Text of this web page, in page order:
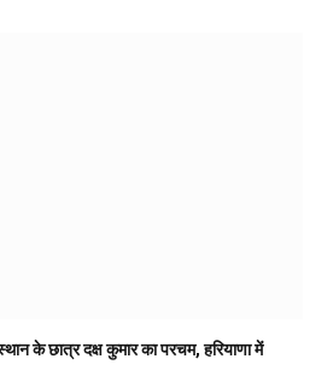
के छात्र दक्ष कुमार का परचम, हरियाणा में